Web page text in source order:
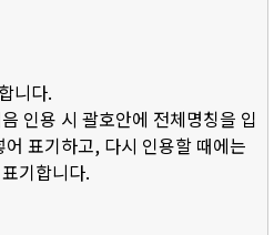
니다.
인용 시 괄호안에 전체명칭을 입
표기하고, 다시 인용할 때에는
기합니다.